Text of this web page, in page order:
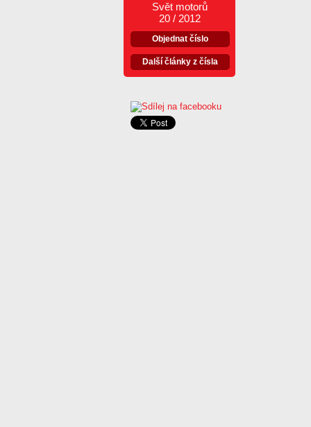
Svět motorů
20 / 2012
Objednat číslo
Další články z čísla